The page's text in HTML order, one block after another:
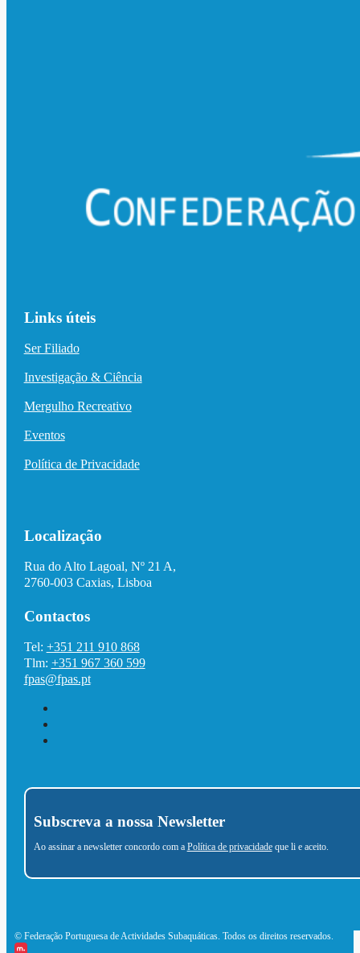
Links úteis
Ser Filiado
Investigação & Ciência
Mergulho Recreativo
Eventos
Política de Privacidade
Localização
Rua do Alto Lagoal, Nº 21 A,
2760-003 Caxias, Lisboa
Contactos
Tel: +351 211 910 868
Tlm: +351 967 360 599
fpas@fpas.pt
Subscreva a nossa Newsletter
Ao assinar a newsletter concordo com a Política de privacidadeque li e aceito.
© Federação Portuguesa de Actividades Subaquáticas. Todos os direitos reservados.